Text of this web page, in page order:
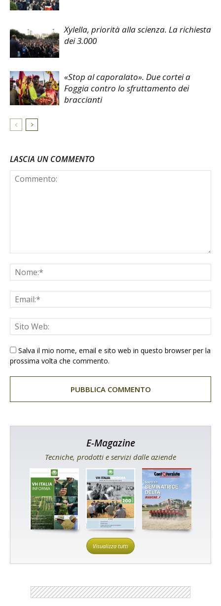
Xylella, priorità alla scienza. La richiesta
dei 3.000
«Stop al caporalato». Due cortei a
Foggia contro lo sfruttamento dei
braccianti
LASCIA UN COMMENTO
Salva il mio nome, email e sito web in questo browser per la
prossima volta che commento.
E-Magazine
Tecniche, prodotti e servizi dalle aziende
Visualizza tutti